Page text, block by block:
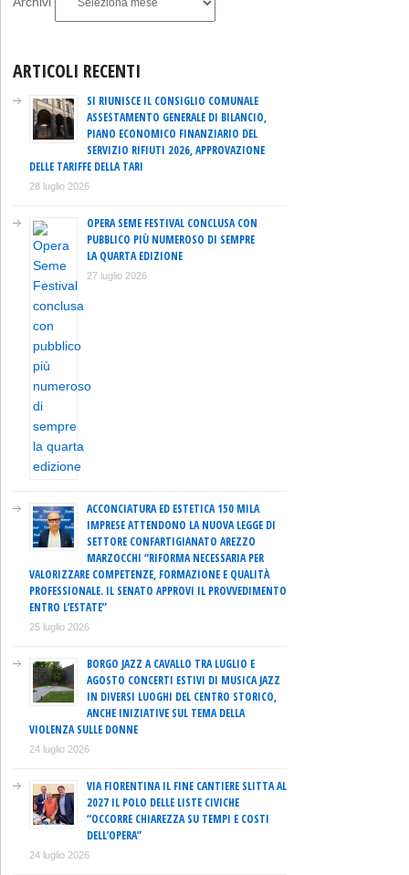
ARTICOLI RECENTI
SI RIUNISCE IL CONSIGLIO COMUNALE
ASSESTAMENTO GENERALE DI BILANCIO,
PIANO ECONOMICO FINANZIARIO DEL
SERVIZIO RIFIUTI 2026, APPROVAZIONE
DELLE TARIFFE DELLA TARI
28 luglio 2026
OPERA SEME FESTIVAL CONCLUSA CON
PUBBLICO PIÙ NUMEROSO DI SEMPRE
LA QUARTA EDIZIONE
27 luglio 2026
ACCONCIATURA ED ESTETICA 150 MILA
IMPRESE ATTENDONO LA NUOVA LEGGE DI
SETTORE CONFARTIGIANATO AREZZO
MARZOCCHI “RIFORMA NECESSARIA PER
VALORIZZARE COMPETENZE, FORMAZIONE E QUALITÀ
PROFESSIONALE. IL SENATO APPROVI IL PROVVEDIMENTO
ENTRO L’ESTATE”
25 luglio 2026
BORGO JAZZ A CAVALLO TRA LUGLIO E
AGOSTO CONCERTI ESTIVI DI MUSICA JAZZ
IN DIVERSI LUOGHI DEL CENTRO STORICO,
ANCHE INIZIATIVE SUL TEMA DELLA
VIOLENZA SULLE DONNE
24 luglio 2026
VIA FIORENTINA IL FINE CANTIERE SLITTA AL
2027 IL POLO DELLE LISTE CIVICHE
“OCCORRE CHIAREZZA SU TEMPI E COSTI
DELL’OPERA”
24 luglio 2026